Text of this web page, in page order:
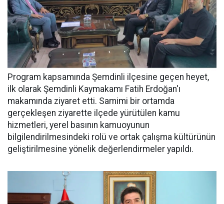
Program kapsamında Şemdinli ilçesine geçen heyet,
ilk olarak Şemdinli Kaymakamı Fatih Erdoğan'ı
makamında ziyaret etti. Samimi bir ortamda
gerçekleşen ziyarette ilçede yürütülen kamu
hizmetleri, yerel basının kamuoyunun
bilgilendirilmesindeki rolü ve ortak çalışma kültürünün
geliştirilmesine yönelik değerlendirmeler yapıldı.